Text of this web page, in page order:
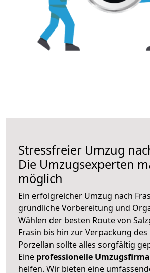
Stressfreier Umzug
Die Umzugsexperten
möglich
Ein erfolgreicher Umzug nach
gründliche Vorbereitung und
Wählen der besten Route von
Frasin bis hin zur Verpackung des
Porzellan sollte alles sorgfältig
Eine professionelle Umzugsfirma
helfen. Wir bieten eine